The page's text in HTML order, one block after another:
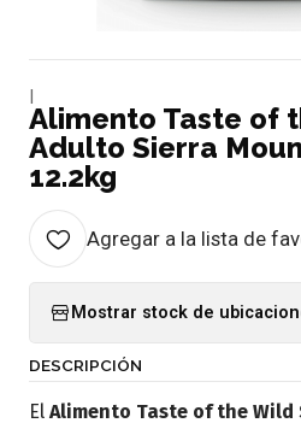
Alimento Taste of
Adulto Sierra
12.2kg
Agregar a la lista de
Mostrar stock de
DESCRIPCIÓN
El Alimento Taste of the Wild